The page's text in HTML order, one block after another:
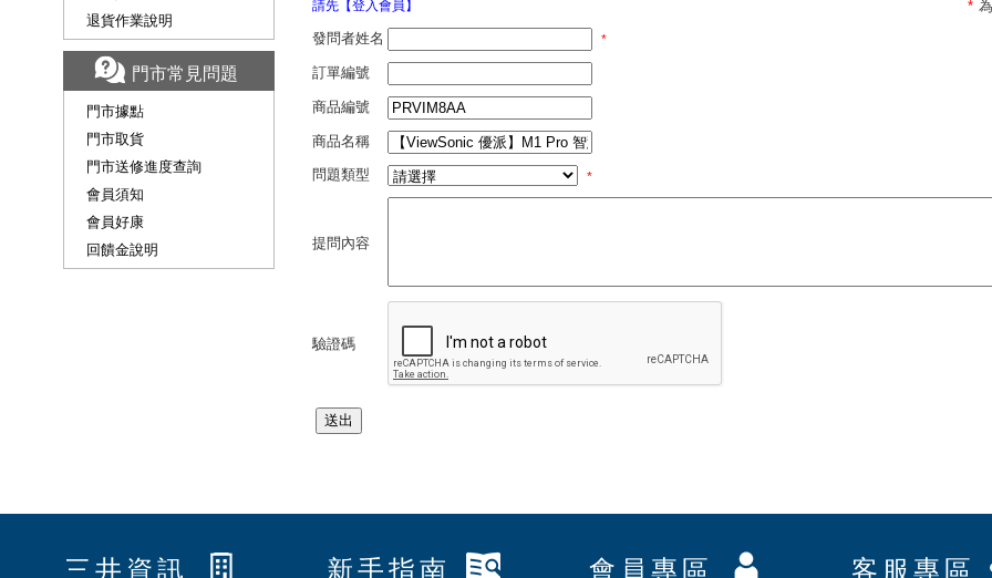
請先【登入會員】 *
發問者姓名
*
訂單編號
商品編號
商品名稱
問題類型
*
提問內容
驗證碼
退貨作業說明
門市常見問題
門市據點
門市取貨
門市送修進度查詢
會員須知
會員好康
回饋金說明
三井資訊 新手指南 會員專區 客服專區